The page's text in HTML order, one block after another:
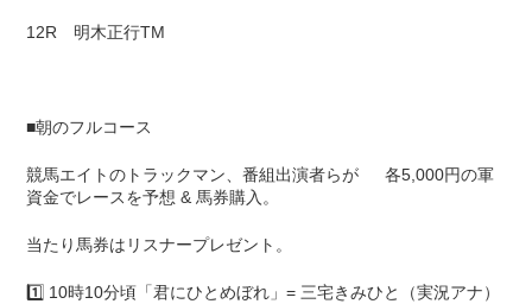
12R 明木正行TM
■朝のフルコース
競馬エイトのトラックマン、番組出演者らが 各5,000円の軍
資金でレースを予想 & 馬券購入。
当たり馬券はリスナープレゼント。
1️⃣ 10時10分頃「君にひとめぼれ」= 三宅きみひと（実況アナ）